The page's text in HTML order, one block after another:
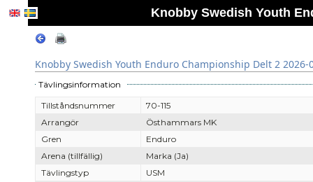
Knobby Swedish Youth
Knobby Swedish Youth Enduro Championship Delt 2 2026-
Tävlingsinformation
Tillståndsnummer
70-115
Arrangör
Östhammars MK
Gren
Enduro
Arena (tillfällig)
Marka (Ja)
Tävlingstyp
USM